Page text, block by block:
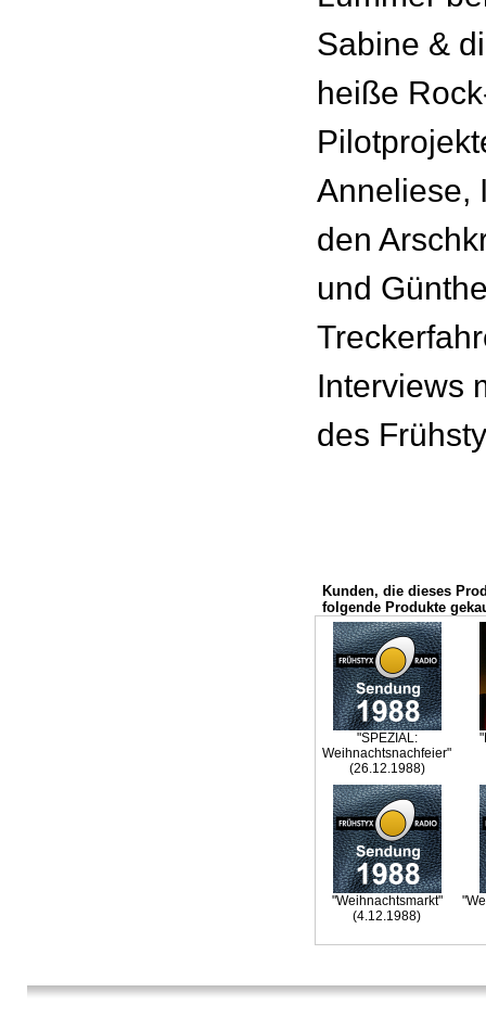
Sabine &
heiße
Anneliese,
den
und
Interviews
des
Kunden, die dieses
folgende Produkte
"SPEZIAL:
Weihnachtsnachfeier"
(26.12.1988)
"Weihnachtsmarkt"
(4.12.1988)